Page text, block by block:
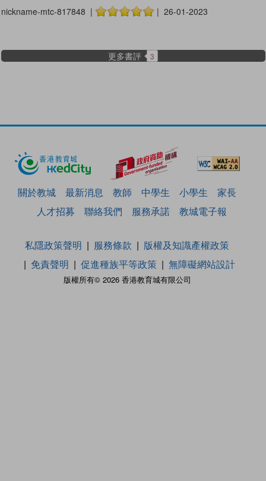
nickname-mtc-817848 | | 26-01-2023
更多書評 3
關於教城 最新消息 教師 中學生 小學生
家長
人才招募
聯絡我們 服務承諾 教城電子報
版權所有© 2026 香港教育城有限公司
私隱政策聲明 服務條款
版權及知識產權政策
免責聲明
促進種族平等政策 無障礙網站設計